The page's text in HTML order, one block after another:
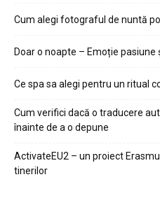
Cum alegi fotograful de nuntă
Doar o noapte – Emoție pasiune
Ce spa sa alegi pentru un ritual
Cum verifici dacă o traducere
înainte de a o depune
ActivateEU2 – un proiect
tinerilor